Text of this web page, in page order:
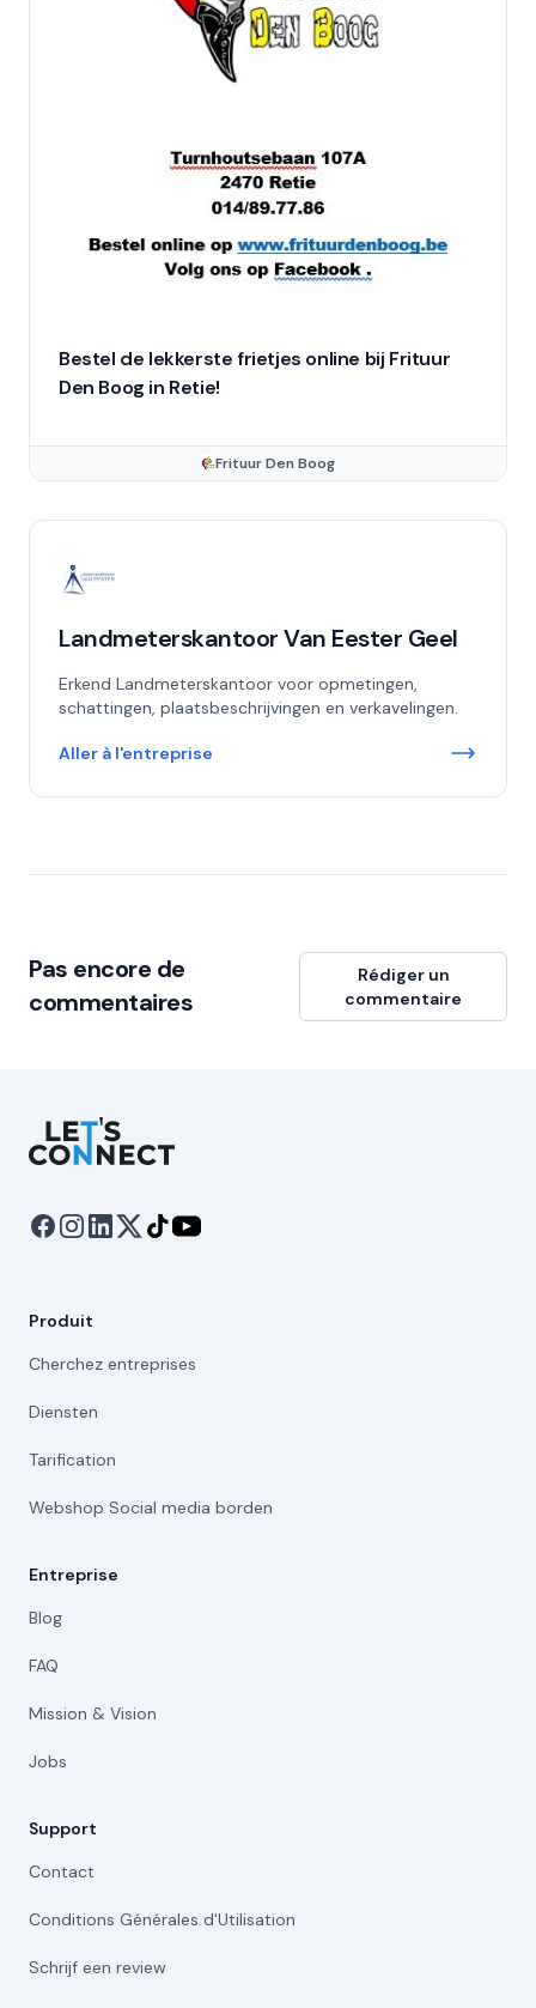
Bestel de lekkerste frietjes online bij Frituur
Den Boog in Retie!
Frituur Den Boog
Landmeterskantoor Van Eester Geel
Erkend Landmeterskantoor voor opmetingen,
schattingen, plaatsbeschrijvingen en verkavelingen.
Aller à l'entreprise
Pas encore de
commentaires
Rédiger un
commentaire
Let's Connect
Produit
Cherchez entreprises
Diensten
Tarification
Webshop Social media borden
Entreprise
Blog
FAQ
Mission & Vision
Jobs
Support
Contact
Conditions Générales d'Utilisation
Schrijf een review